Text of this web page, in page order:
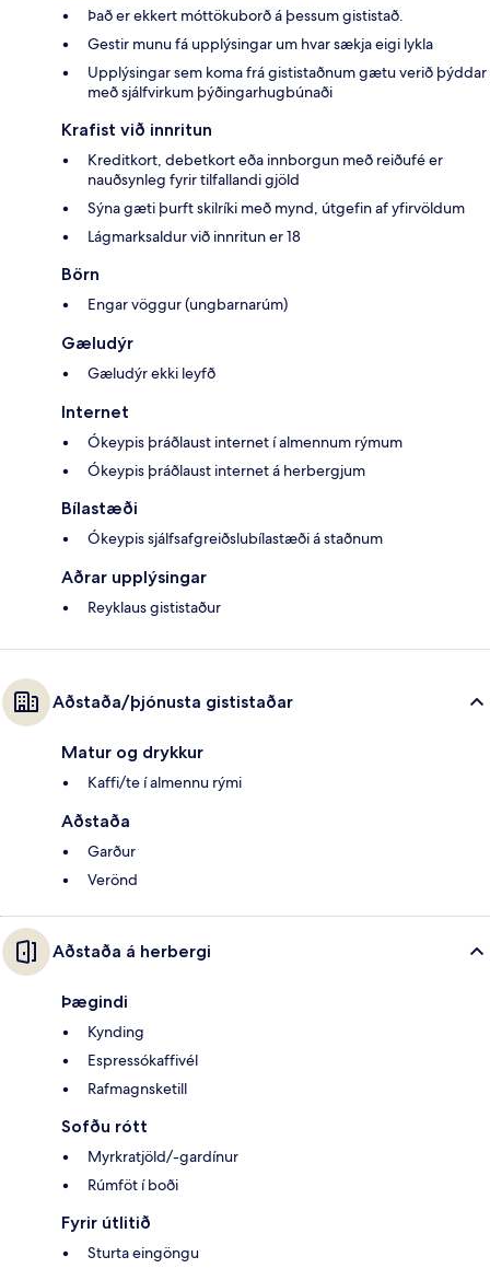
Það er ekkert móttökuborð á þessum gististað.
Gestir munu fá upplýsingar um hvar sækja eigi lykla
Upplýsingar sem koma frá gististaðnum gætu verið þýddar
með sjálfvirkum þýðingarhugbúnaði
Krafist við innritun
Kreditkort, debetkort eða innborgun með reiðufé er
nauðsynleg fyrir tilfallandi gjöld
Sýna gæti þurft skilríki með mynd, útgefin af yfirvöldum
Lágmarksaldur við innritun er 18
Börn
Engar vöggur (ungbarnarúm)
Gæludýr
Gæludýr ekki leyfð
Internet
Ókeypis þráðlaust internet í almennum rýmum
Ókeypis þráðlaust internet á herbergjum
Bílastæði
Ókeypis sjálfsafgreiðslubílastæði á staðnum
Aðrar upplýsingar
Reyklaus gististaður
Aðstaða/þjónusta gististaðar
Matur og drykkur
Kaffi/te í almennu rými
Aðstaða
Garður
Verönd
Aðstaða á herbergi
Þægindi
Kynding
Espressókaffivél
Rafmagnsketill
Sofðu rótt
Myrkratjöld/-gardínur
Rúmföt í boði
Fyrir útlitið
Sturta eingöngu